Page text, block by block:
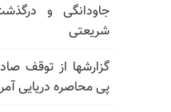
جاودانگی و
شریعتی
گزارشها از توقف
پی محاصره دریایی